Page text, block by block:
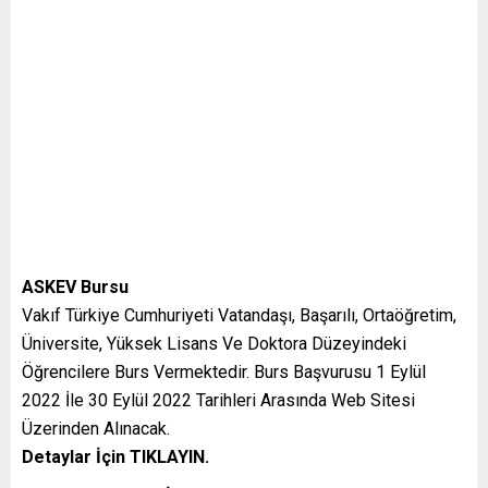
ASKEV Bursu
Vakıf Türkiye Cumhuriyeti Vatandaşı, Başarılı, Ortaöğretim,
Üniversite, Yüksek Lisans Ve Doktora Düzeyindeki
Öğrencilere Burs Vermektedir. Burs Başvurusu 1 Eylül
2022 İle 30 Eylül 2022 Tarihleri Arasında Web Sitesi
Üzerinden Alınacak.
Detaylar İçin TIKLAYIN.